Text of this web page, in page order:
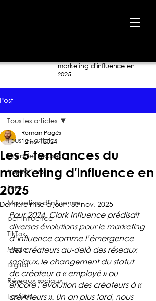
marketing d'influence en
2025
Post
Tous les articles
Grandes causes
Inspirations
Tops
Marketing d'influence
pet-influence
TikTok
Mode
Digital
Réseaux sociaux
Fashion
Tous les articles
Les 5 tendances du
marketing d'influence en
2025
Romain Pagès
12 nov. 2024
Dernière mise à jour :30 nov. 2025
Pour 2024, Clark Influence prédisait
diverses évolutions pour le marketing
d’influence comme l’émergence
des créateurs au-delà des réseaux
sociaux, le changement du statut
de créateur à « employé » ou
encore l’évolution des créateurs à «
créAIteurs ». Un an plus tard, nous